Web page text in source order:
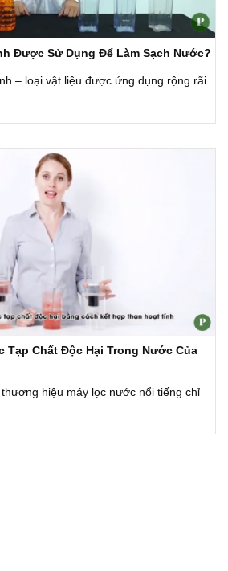
Được Sử Dụng Để Làm Sạch Nước?
– loại vật liệu được ứng dụng rộng rãi
Tạp Chất Độc Hại Trong Nước Của
hiệu máy lọc nước nổi tiếng chỉ